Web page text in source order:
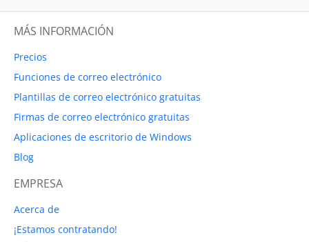
MÁS INFORMACIÓN
Precios
Funciones de correo electrónico
Plantillas de correo electrónico gratuitas
Firmas de correo electrónico gratuitas
Aplicaciones de escritorio de Windows
Blog
EMPRESA
Acerca de
¡Estamos contratando!